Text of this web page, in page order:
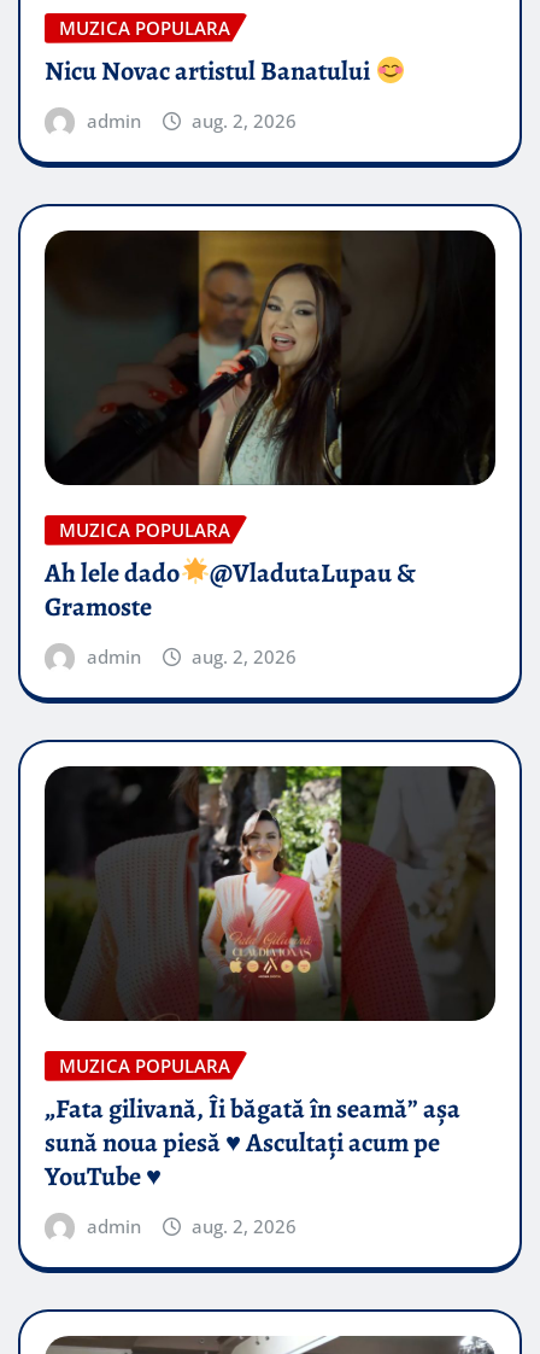
MUZICA POPULARA
Nicu Novac artistul Banatului
admin aug. 2, 2026
MUZICA POPULARA
Ah lele dado​
@VladutaLupau &
Gramoste
admin aug. 2, 2026
MUZICA POPULARA
„Fata gilivană, Îi băgată în seamă” așa
sună noua piesă ♥️ Ascultați acum pe
YouTube ♥️
admin aug. 2, 2026